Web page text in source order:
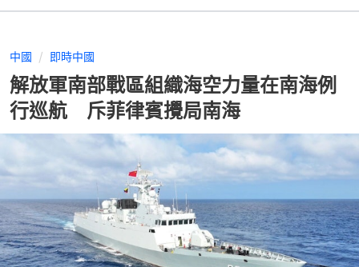
中國 即時中國
解放軍南部戰區組織海空力量在南海例
行巡航 斥菲律賓攪局南海